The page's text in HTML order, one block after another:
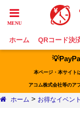
ホーム QRコード決
本ページ・本サイト
アコム株式会社等のア
ホーム > お得なイベン